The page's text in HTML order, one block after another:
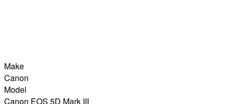
Make
Canon
Model
Canon EOS 5D Mark III